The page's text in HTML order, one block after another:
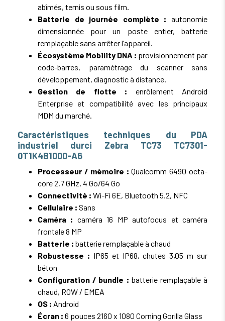
abîmés, ternis ou sous film.
Batterie de journée complète : autonomie
dimensionnée pour un poste entier, batterie
remplaçable sans arrêter l’appareil.
Écosystème Mobility DNA : provisionnement par
code-barres, paramétrage du scanner sans
développement, diagnostic à distance.
Gestion de flotte : enrôlement Android
Enterprise et compatibilité avec les principaux
MDM du marché.
Caractéristiques techniques du PDA
industriel durci Zebra TC73 TC7301-
0T1K4B1000-A6
Processeur / mémoire : Qualcomm 6490 octa-
core 2,7 GHz, 4 Go/64 Go
Connectivité : Wi-Fi 6E, Bluetooth 5.2, NFC
Cellulaire : Sans
Caméra : caméra 16 MP autofocus et caméra
frontale 8 MP
Batterie : batterie remplaçable à chaud
Robustesse : IP65 et IP68, chutes 3,05 m sur
béton
Configuration / bundle : batterie remplaçable à
chaud, ROW / EMEA
OS : Android
Écran : 6 pouces 2160 x 1080 Corning Gorilla Glass